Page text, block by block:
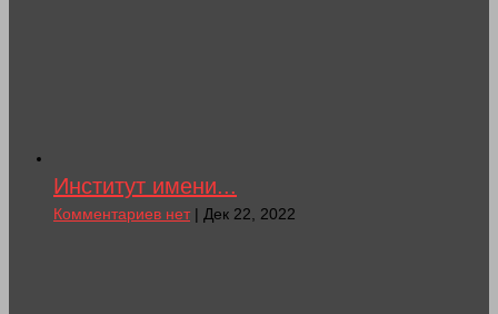
Институт имени...
Комментариев нет| Дек 22, 2022